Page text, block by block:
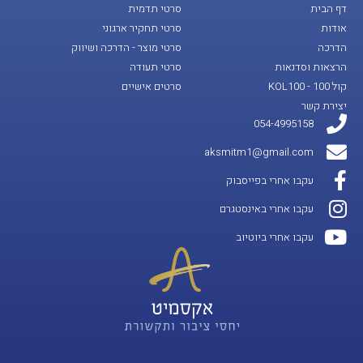
דף הבית
אודות
הדרכה
הרצאות וסדנאות
קול 100 - KOL100
יצירת קשר
סרטי תדמית
סרטי תחקיר ארגוני
סרטי מוצר - הדרכה ושיווק
סרטי תעודה
סרטים אישיים
054-4995158
aksmitm1@gmail.com
עקבו אחרי בפייסבוק
עקבו אחרי באינסטגרם
עקבו אחרי ביוטיוב